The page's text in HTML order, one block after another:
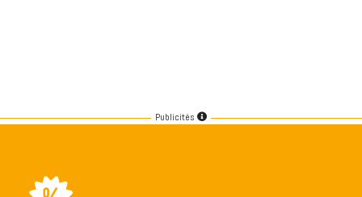
Publicités